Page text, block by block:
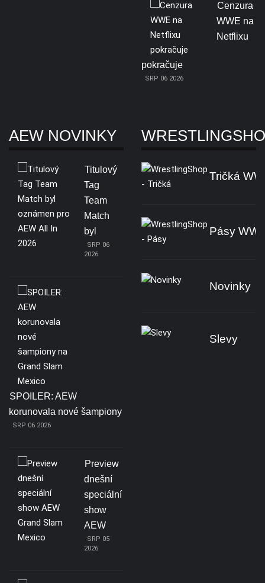
Cenzura
WWE na
Netflixu
pokračuje
SRP 06 2026
AEW NOVINKY
Titulový
Tag
Team
Match
byl
SRP 06
2026
SPOILER: AEW
korunovala nové šampiony
SRP 06 2026
Preview
dnešní
speciální
show
AEW
SRP 05
2026
Tričká
Pásy
Novinky
Slevy